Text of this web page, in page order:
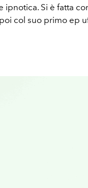
ipnotica. Si è fatta
col suo primo ep